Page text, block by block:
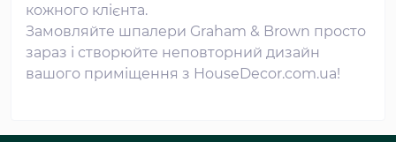
кожного клієнта.
Замовляйте шпалери Graham & Brown просто
зараз і створюйте неповторний дизайн
вашого приміщення з HouseDecor.com.ua!